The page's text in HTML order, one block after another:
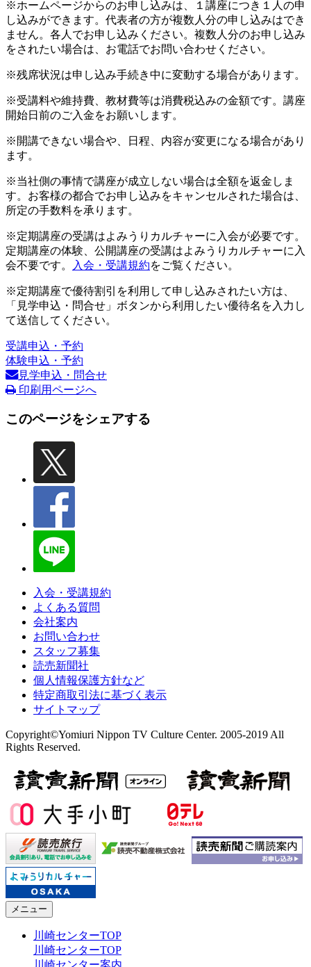
※ホームページからのお申し込みは、１講座につき１人の申
し込みができます。代表者の方が複数人分の申し込みはでき
ません。各人でお申し込みください。複数人分のお申し込み
をされたい場合は、お電話でお問い合わせください。
※残席状況は申し込み手続き中に変動する場合があります。
※受講料や維持費、教材費等は消費税込みの金額です。講座
開始日前のご入金をお願いします。
※開講できない場合や、日程、内容が変更になる場合があり
ます。
※当社側の事情で講座が成立しない場合は全額を返金しま
す。お客様の都合でお申し込みをキャンセルされた場合は、
所定の手数料を承ります。
※定期講座の受講はよみうりカルチャーに入会が必要です。
定期講座の体験、公開講座の受講はよみうりカルチャーに入
会不要です。
入会・受講規約をご覧ください。
※定期講座で優待割引を利用して申し込みされたい方は、
「見学申込・問合せ」ボタンから利用したい優待名を入力し
て送信してください。
受講申込・予約
体験申込・予約
見学申込・問合せ
印刷用ページへ
このページをシェアする
入会・受講規約
よくある質問
会社案内
お問い合わせ
スタッフ募集
読売新聞社
個人情報保護方針など
特定商取引法に基づく表示
サイトマップ
Copyright©Yomiuri Nippon TV Culture Center. 2005-2019 All
Rights Reserved.
メニュー
川崎センターTOP
川崎センターTOP
川崎センター案内